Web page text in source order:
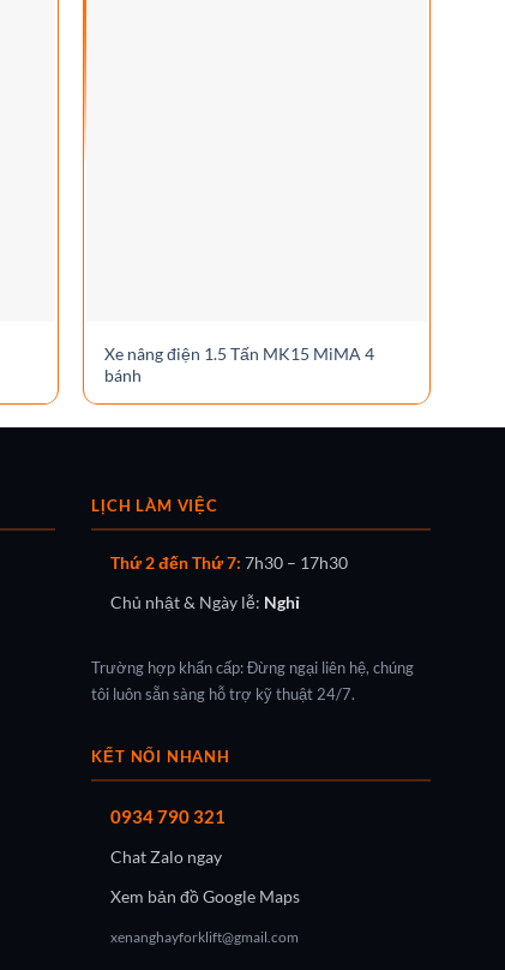
Xe nâng điện 1.5 Tấn MK15 MiMA 4
bánh
LỊCH LÀM VIỆC
Thứ 2 đến Thứ 7: 7h30 – 17h30
Chủ nhật & Ngày lễ: Nghỉ
Trường hợp khẩn cấp: Đừng ngại liên hệ, chúng
tôi luôn sẵn sàng hỗ trợ kỹ thuật 24/7.
KẾT NỐI NHANH
0934 790 321
Chat Zalo ngay
Xem bản đồ Google Maps
xenanghayforklift@gmail.com